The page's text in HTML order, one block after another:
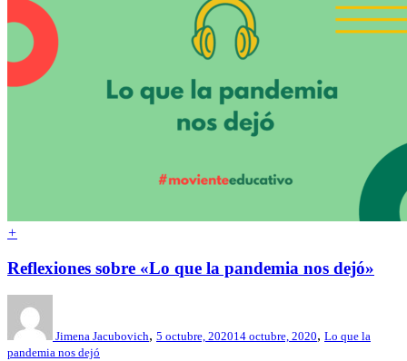
+
Reflexiones sobre «Lo que la pandemia nos dejó»
Jimena Jacubovich, 5 octubre, 202014 octubre, 2020, Lo que la
pandemia nos dejó